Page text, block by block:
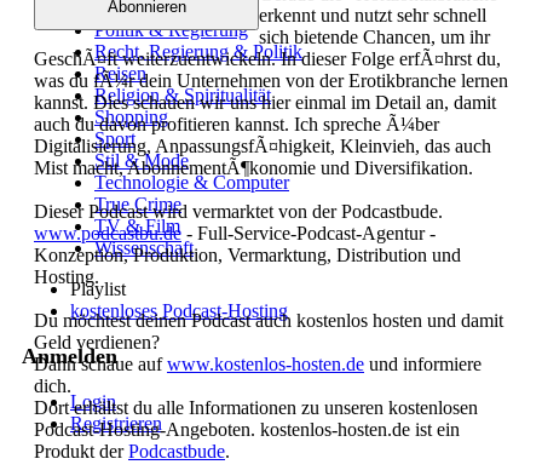
Persönliche Finanzen
Politik & Regierung
Recht, Regierung & Politik
Reisen
Religion & Spiritualität
Shopping
Sport
Stil & Mode
Technologie & Computer
True Crime
TV & Film
Wissenschaft
Playlist
kostenloses Podcast-Hosting
Anmelden
Login
Registrieren
Cookies Einstellung
Abonnieren
erkennt und nutzt sehr schnell
sich bietende Chancen, um ihr
GeschÃ¤ft weiterzuentwickeln. In dieser Folge erfÃ¤hrst du,
was du fÃ¼r dein Unternehmen von der Erotikbranche lernen
kannst. Dies schauen wir uns hier einmal im Detail an, damit
auch du davon profitieren kannst. Ich spreche Ã¼ber
Digitalisierung, AnpassungsfÃ¤higkeit, Kleinvieh, das auch
Mist macht, AbonnementÃ¶konomie und Diversifikation.
Dieser Podcast wird vermarktet von der Podcastbude.
www.podcastbu.de - Full-Service-Podcast-Agentur -
Konzeption, Produktion, Vermarktung, Distribution und
Hosting.
Du möchtest deinen Podcast auch kostenlos hosten und damit
Geld verdienen?
Dann schaue aufwww.kostenlos-hosten.de und informiere
dich.
Dort erhältst du alle Informationen zu unseren kostenlosen
Podcast-Hosting-Angeboten. kostenlos-hosten.de ist ein
Produkt derPodcastbude.